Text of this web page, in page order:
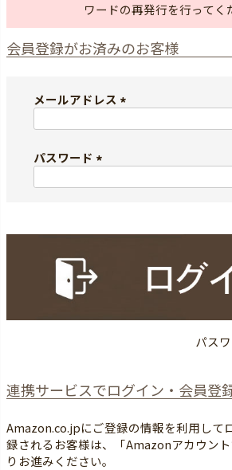
ワードの再発行を行ってく
会員登録がお済みのお客様
メールアドレス
)
パスワード
)
パス
連携サービスでログイン・会員登
Amazon.co.jpにご登録の情報を利用して
録されるお客様は、「Amazonアカウン
りお進みください。